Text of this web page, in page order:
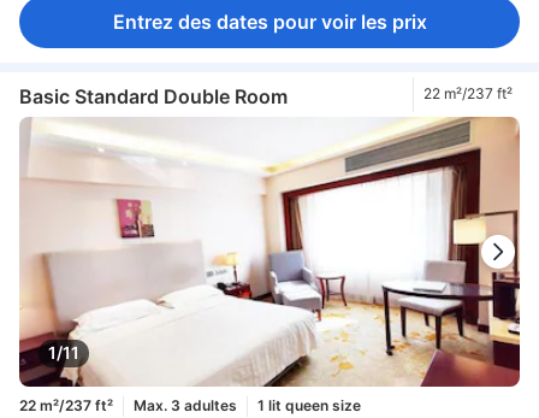
Entrez des dates pour voir les prix
Basic Standard Double Room 22 m²/237 ft²
1/11
22 m²/237 ft² Max. 3 adultes 1 lit queen size